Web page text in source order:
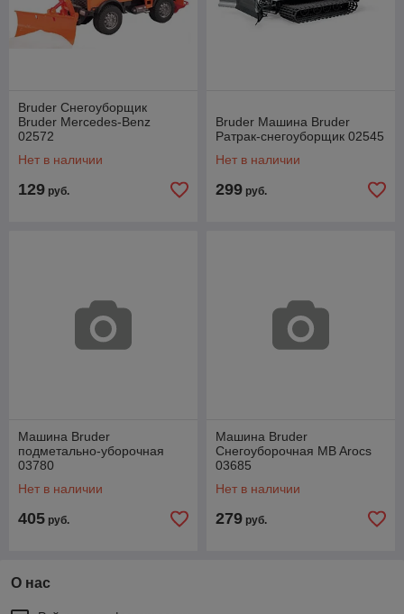
Bruder Снегоуборщик
Bruder Mercedes-Benz
02572
Нет в наличии
129 руб.
Bruder Машина Bruder
Ратрак-снегоуборщик 02545
Нет в наличии
299 руб.
Машина Bruder
подметально-уборочная
03780
Нет в наличии
405 руб.
Машина Bruder
Снегоуборочная MB Arocs
03685
Нет в наличии
279 руб.
О нас